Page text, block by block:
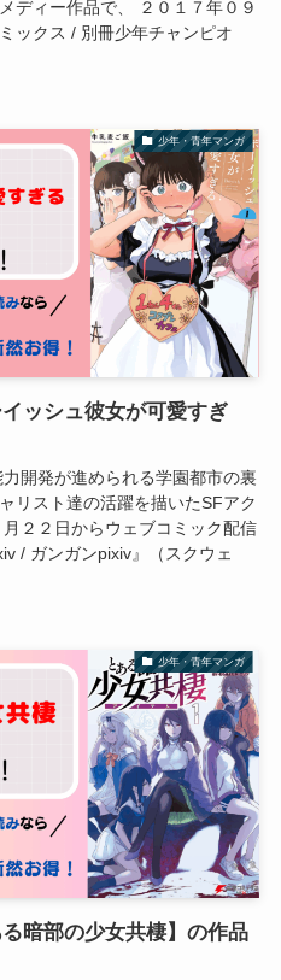
ディー作品で、 ２０１７年０９
ックス / 別冊少年チャンピオ
少年・青年マンガ
ッシュ彼女が可愛すぎ
開発が進められる学園都市の裏
リスト達の活躍を描いたSFアク
２２日からウェブコミック配信
/ ガンガンpixiv』（スクウェ
少年・青年マンガ
暗部の少女共棲】の作品